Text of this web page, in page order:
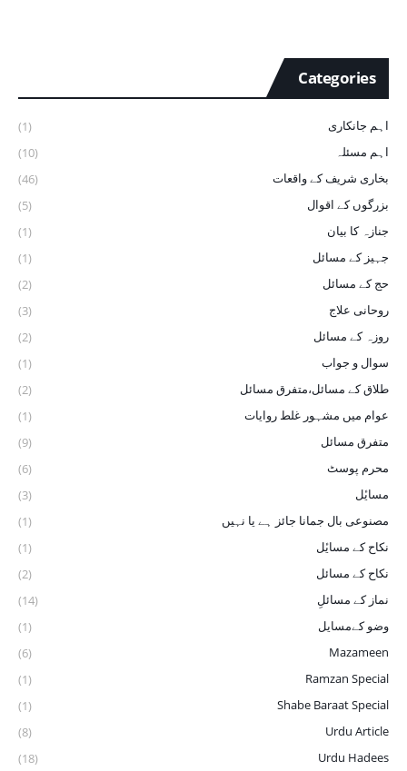
Categories
اہم جانکاری
(1)
اہم مسئلہ
(10)
بخاری شریف ‏کے ‏واقعات
(46)
بزرگوں کے اقوال
(5)
جنازہ کا بیان
(1)
جہیز کے مسائل
(1)
حج کے مسائل
(2)
روحانی علاج
(3)
روزہ کے مسائل
(2)
سوال و جواب
(1)
طلاق کے مسائل،متفرق مسائل
(2)
عوام میں مشہور غلط روایات
(1)
متفرق مسائل
(9)
محرم پوسٹ
(6)
مسایٔل
(3)
مصنوعی بال جمانا جائز ہے یا نہیں
(1)
نکاح کے ‏مسایٔل
(1)
نکاح کے مسائل
(2)
نماز کے مسائلِ
(14)
وضو ‏کےمسایل
(1)
Mazameen
(6)
Ramzan Special
(1)
Shabe Baraat Special
(1)
Urdu Article
(8)
Urdu Hadees
(18)